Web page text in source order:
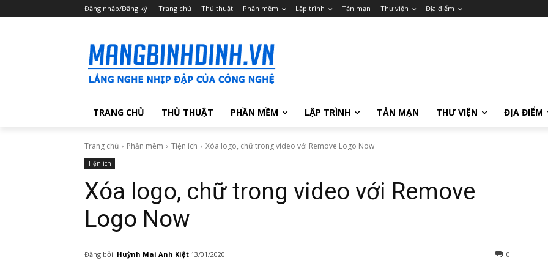
Đăng nhập/Đăng ký Trang chủ Thủ thuật Phần mềm Lập trình Tản mạn Thư viện Địa điểm
TRANG CHỦ THỦ THUẬT PHẦN MỀM LẬP TRÌNH TẢN MẠN THƯ VIỆN ĐỊA ĐIỂM
Trang chủ Phần mềm Tiện ích Xóa logo, chữ trong video với Remove Logo Now
Tiện ích
Xóa logo, chữ trong video với Remove
Logo Now
Đăng bởi: Huỳnh Mai Anh Kiệt 13/01/2020 0